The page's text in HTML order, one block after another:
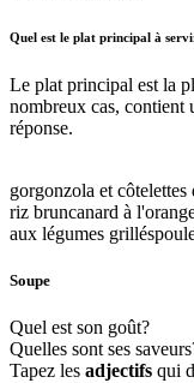
Quel est le plat principal à
Le plat principal est la
nombreux cas, contient
réponse.
gorgonzola et
riz bruncanard à
aux légumes grillés
Soupe
Quel est son goût?
Quelles sont ses
Tapez les adjectifs qui